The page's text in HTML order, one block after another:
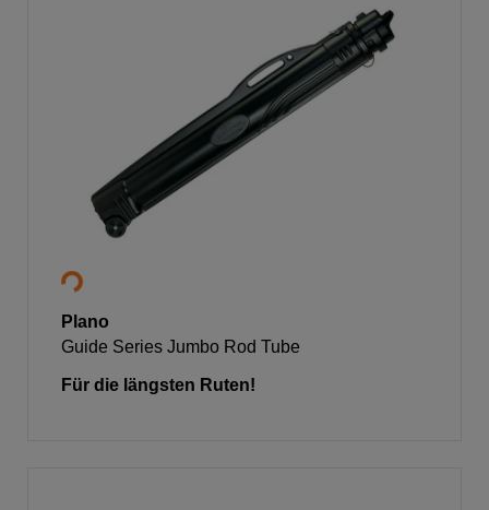
Plano
Guide Series Jumbo Rod Tube
Für die längsten Ruten!